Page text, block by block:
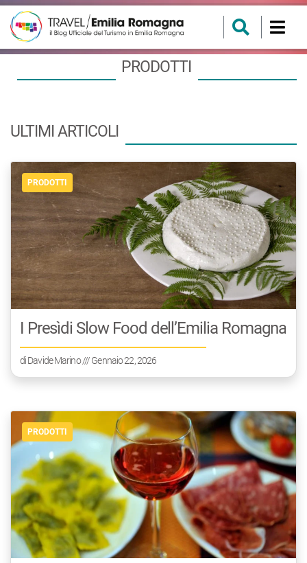
PRODOTTI
ULTIMI ARTICOLI
PRODOTTI
I Presìdi Slow Food dell’Emilia Romagna
diDavide Marino/// Gennaio 22, 2026
PRODOTTI